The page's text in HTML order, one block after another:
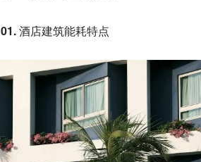
01. 酒店建筑能耗特点